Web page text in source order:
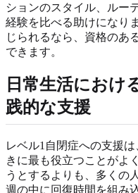
ションのスタイル、ルー
経験を比べる助けになり
じられるなら、資格のあ
できます。
日常生活におけ
践的な支援
レベル1自閉症への支援
きに最も役立つことがよ
うとするよりも、多くの
週の中に回復時間を組み